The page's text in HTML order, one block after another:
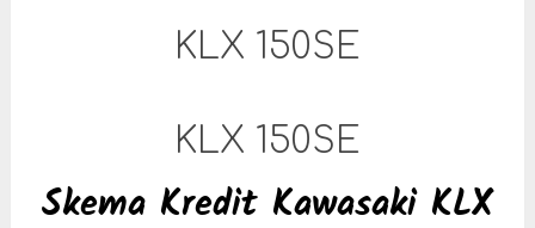
KLX 150SE
KLX 150SE
Skema Kredit Kawasaki KLX